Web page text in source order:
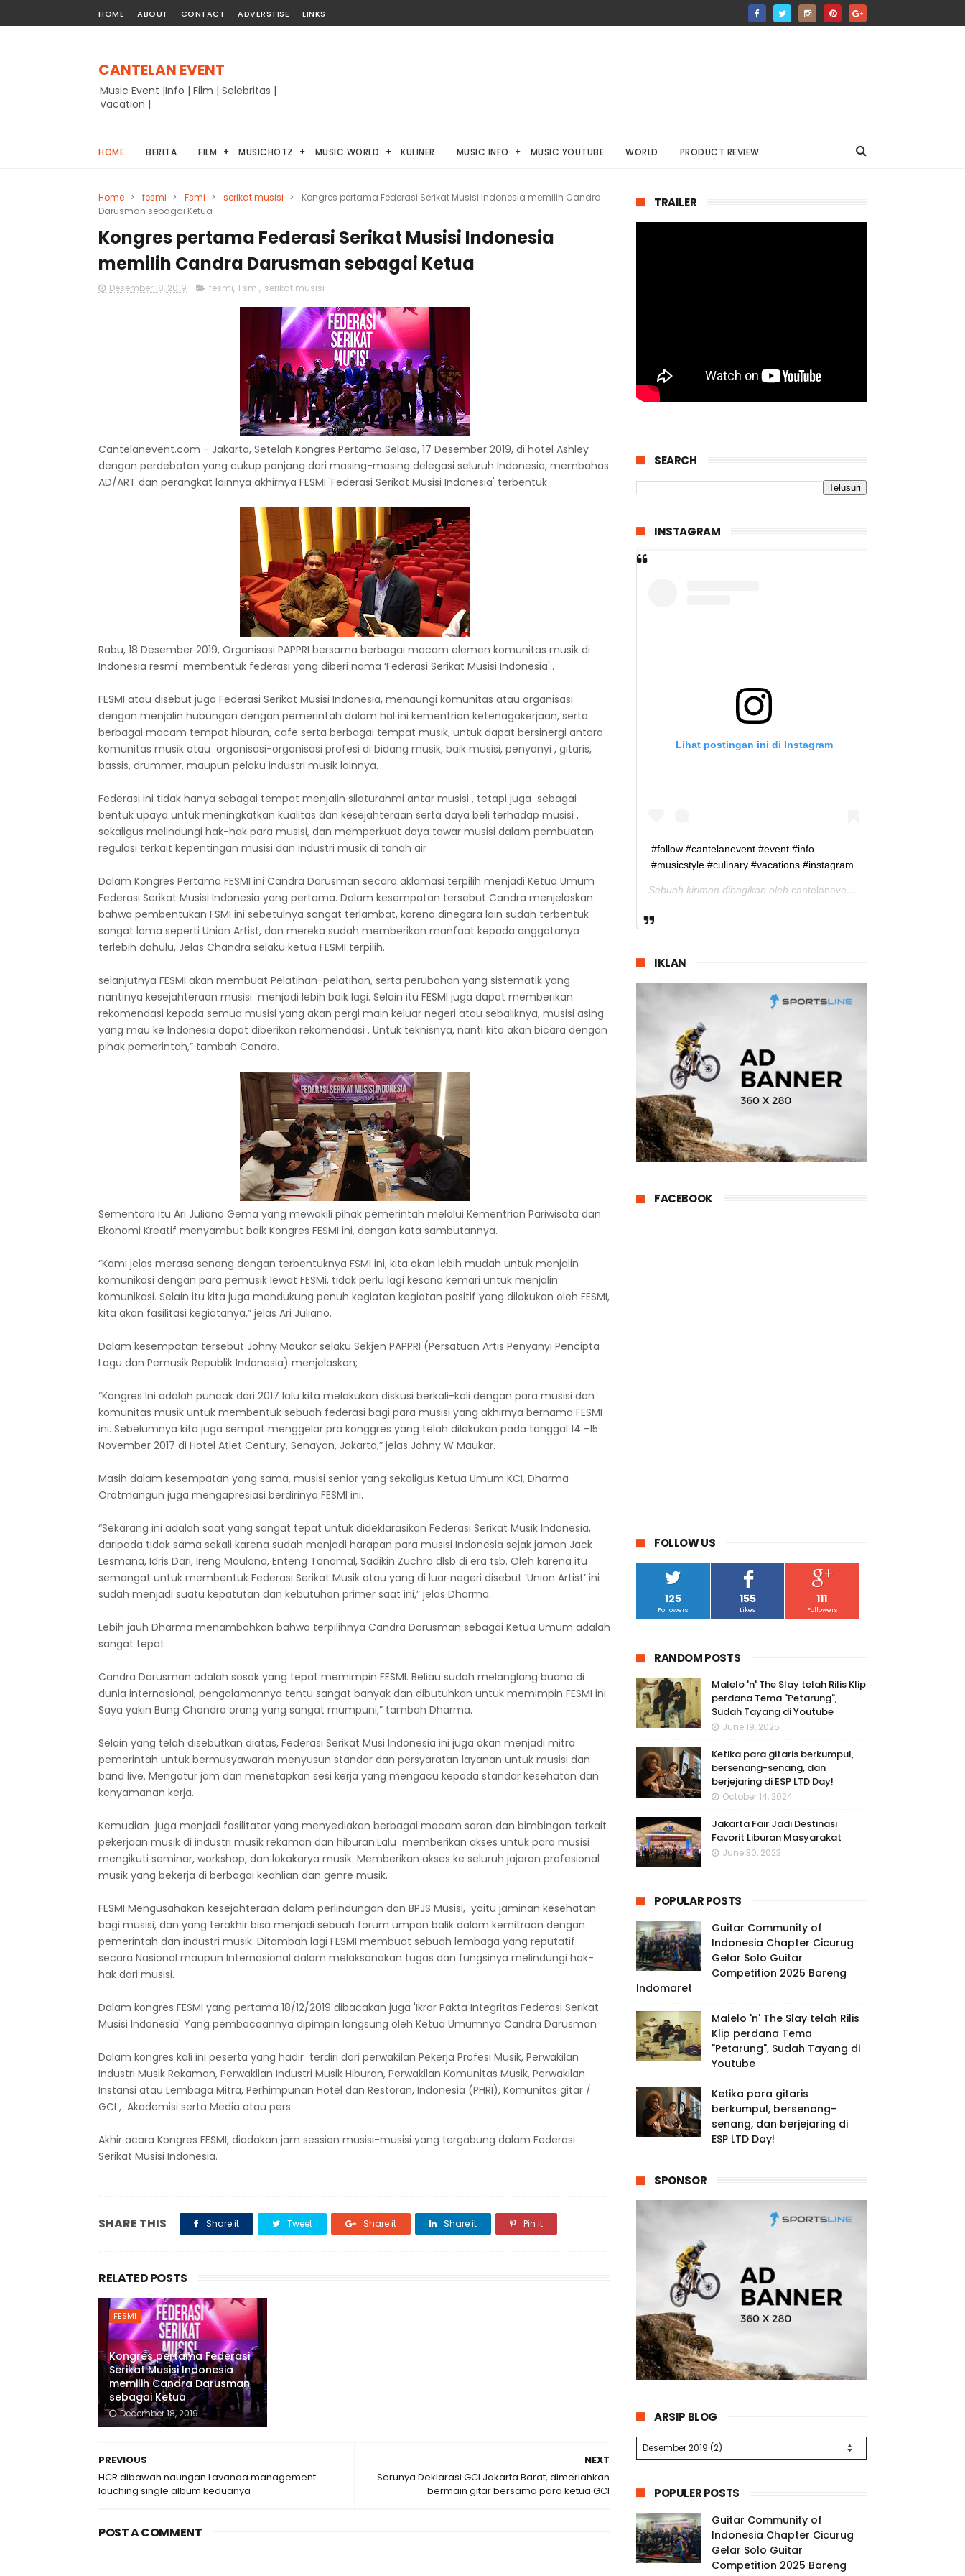
HOME ABOUT CONTACT ADVERSTISE LINKS
CANTELAN EVENT
Music Event |Info | Film | Selebritas |
Vacation |
HOME BERITA FILM MUSICHOTZ MUSIC WORLD KULINER MUSIC INFO MUSIC YOUTUBE WORLD PRODUCT REVIEW
Home > fesmi > Fsmi > serikat musisi >
Kongres pertama Federasi Serikat Musisi Indonesia memilih Candra
Darusman sebagai Ketua
Kongres pertama Federasi Serikat Musisi Indonesia
memilih Candra Darusman sebagai Ketua
Desember 18, 2019 fesmi, Fsmi, serikat musisi
Cantelanevent.com - Jakarta, Setelah Kongres Pertama Selasa, 17 Desember 2019, di hotel Ashley
dengan perdebatan yang cukup panjang dari masing-masing delegasi seluruh Indonesia, membahas
AD/ART dan perangkat lainnya akhirnya FESMI 'Federasi Serikat Musisi Indonesia' terbentuk .
Rabu, 18 Desember 2019, Organisasi PAPPRI bersama berbagai macam elemen komunitas musik di
Indonesia resmi membentuk federasi yang diberi nama ‘Federasi Serikat Musisi Indonesia'..
FESMI atau disebut juga Federasi Serikat Musisi Indonesia, menaungi komunitas atau organisasi
dengan menjalin hubungan dengan pemerintah dalam hal ini kementrian ketenagakerjaan, serta
berbagai macam tempat hiburan, cafe serta berbagai tempat musik, untuk dapat bersinergi antara
komunitas musik atau organisasi-organisasi profesi di bidang musik, baik musisi, penyanyi , gitaris,
bassis, drummer, maupun pelaku industri musik lainnya.
Federasi ini tidak hanya sebagai tempat menjalin silaturahmi antar musisi , tetapi juga sebagai
bentuk upaya untuk meningkatkan kualitas dan kesejahteraan serta daya beli terhadap musisi ,
sekaligus melindungi hak-hak para musisi, dan memperkuat daya tawar musisi dalam pembuatan
regulasi terkait kepentingan musisi dan industri musik di tanah air
Dalam Kongres Pertama FESMI ini Candra Darusman secara aklamasi terpilih menjadi Ketua Umum
Federasi Serikat Musisi Indonesia yang pertama. Dalam kesempatan tersebut Candra menjelaskan
bahwa pembentukan FSMI ini sebetulnya sangat terlambat, karena dinegara lain sudah terbentuk
sangat lama seperti Union Artist, dan mereka sudah memberikan manfaat kepada anggotanya
terlebih dahulu, Jelas Chandra selaku ketua FESMI terpilih.
selanjutnya FESMI akan membuat Pelatihan-pelatihan, serta perubahan yang sistematik yang
nantinya kesejahteraan musisi menjadi lebih baik lagi. Selain itu FESMI juga dapat memberikan
rekomendasi kepada semua musisi yang akan pergi main keluar negeri atau sebaliknya, musisi asing
yang mau ke Indonesia dapat diberikan rekomendasi . Untuk teknisnya, nanti kita akan bicara dengan
pihak pemerintah,” tambah Candra.
Sementara itu Ari Juliano Gema yang mewakili pihak pemerintah melalui Kementrian Pariwisata dan
Ekonomi Kreatif menyambut baik Kongres FESMI ini, dengan kata sambutannya.
“Kami jelas merasa senang dengan terbentuknya FSMI ini, kita akan lebih mudah untuk menjalin
komunikasi dengan para pemusik lewat FESMi, tidak perlu lagi kesana kemari untuk menjalin
komunikasi. Selain itu kita juga mendukung penuh kegiatan kegiatan positif yang dilakukan oleh FESMI,
kita akan fasilitasi kegiatanya,” jelas Ari Juliano.
Dalam kesempatan tersebut Johny Maukar selaku Sekjen PAPPRI (Persatuan Artis Penyanyi Pencipta
Lagu dan Pemusik Republik Indonesia) menjelaskan;
“Kongres Ini adalah puncak dari 2017 lalu kita melakukan diskusi berkali-kali dengan para musisi dan
komunitas musik untuk membentuk sebuah federasi bagi para musisi yang akhirnya bernama FESMI
ini. Sebelumnya kita juga sempat menggelar pra konggres yang telah dilakukan pada tanggal 14 -15
November 2017 di Hotel Atlet Century, Senayan, Jakarta,” jelas Johny W Maukar.
Masih dalam kesempatan yang sama, musisi senior yang sekaligus Ketua Umum KCI, Dharma
Oratmangun juga mengapresiasi berdirinya FESMI ini.
“Sekarang ini adalah saat yang sangat tepat untuk dideklarasikan Federasi Serikat Musik Indonesia,
daripada tidak sama sekali karena sudah menjadi harapan para musisi Indonesia sejak jaman Jack
Lesmana, Idris Dari, Ireng Maulana, Enteng Tanamal, Sadikin Zuchra dlsb di era tsb. Oleh karena itu
semangat untuk membentuk Federasi Serikat Musik atau yang di luar negeri disebut ‘Union Artist’ ini
sudah menjadi suatu kepatutan dan kebutuhan primer saat ini,” jelas Dharma.
Lebih jauh Dharma menambahkan bahwa terpilihnya Candra Darusman sebagai Ketua Umum adalah
sangat tepat
Candra Darusman adalah sosok yang tepat memimpin FESMI. Beliau sudah melanglang buana di
dunia internasional, pengalamannya tentu sangat banyak dan dibutuhkan untuk memimpin FESMI ini.
Saya yakin Bung Chandra orang yang sangat mumpuni,” tambah Dharma.
Selain yang telah disebutkan diatas, Federasi Serikat Musi Indonesia ini juga akan menjadi mitra
pemerintah untuk bermusyawarah menyusun standar dan persyaratan layanan untuk musisi dan
band live. Mengatur jam dan menetapkan sesi kerja yang mengacu kepada standar kesehatan dan
kenyamanan kerja.
Kemudian juga menjadi fasilitator yang menyediakan berbagai macam saran dan bimbingan terkait
pekerjaan musik di industri musik rekaman dan hiburan.Lalu memberikan akses untuk para musisi
mengikuti seminar, workshop, dan lokakarya musik. Memberikan akses ke seluruh jajaran profesional
musik yang bekerja di berbagai keahlian dan genre musik.
FESMI Mengusahakan kesejahteraan dalam perlindungan dan BPJS Musisi, yaitu jaminan kesehatan
bagi musisi, dan yang terakhir bisa menjadi sebuah forum umpan balik dalam kemitraan dengan
pemerintah dan industri musik. Ditambah lagi FESMI membuat sebuah lembaga yang reputatif
secara Nasional maupun Internasional dalam melaksanakan tugas dan fungsinya melindungi hak-
hak dari musisi.
Dalam kongres FESMI yang pertama 18/12/2019 dibacakan juga 'Ikrar Pakta Integritas Federasi Serikat
Musisi Indonesia' Yang pembacaannya dipimpin langsung oleh Ketua Umumnya Candra Darusman
Dalam kongres kali ini peserta yang hadir terdiri dari perwakilan Pekerja Profesi Musik, Perwakilan
Industri Musik Rekaman, Perwakilan Industri Musik Hiburan, Perwakilan Komunitas Musik, Perwakilan
Instansi atau Lembaga Mitra, Perhimpunan Hotel dan Restoran, Indonesia (PHRI), Komunitas gitar /
GCI , Akademisi serta Media atau pers.
Akhir acara Kongres FESMI, diadakan jam session musisi-musisi yang tergabung dalam Federasi
Serikat Musisi Indonesia.
SHARE THIS Share it Tweet Share it Share it Pin it
RELATED POSTS
FESMI
Kongres pertama Federasi
Serikat Musisi Indonesia
memilih Candra Darusman
sebagai Ketua
December 18, 2019
NEXT
Serunya Deklarasi GCI Jakarta Barat, dimeriahkan
bermain gitar bersama para ketua GCI
PREVIOUS
HCR dibawah naungan Lavanaa management
lauching single album keduanya
POST A COMMENT
TRAILER
SEARCH
INSTAGRAM
Lihat postingan ini di Instagram
#follow #cantelanevent #event #info
#musicstyle #culinary #vacations #instagram
Sebuah kiriman dibagikan oleh cantelanevent
IKLAN
FACEBOOK
FOLLOW US
125
Followers
155
Likes
111
Followers
RANDOM POSTS
Malelo 'n' The Slay telah Rilis Klip
perdana Tema "Petarung",
Sudah Tayang di Youtube
June 19, 2025
Ketika para gitaris berkumpul,
bersenang-senang, dan
berjejaring di ESP LTD Day!
October 14, 2024
Jakarta Fair Jadi Destinasi
Favorit Liburan Masyarakat
June 30, 2023
POPULAR POSTS
Guitar Community of
Indonesia Chapter Cicurug
Gelar Solo Guitar
Competition 2025 Bareng
Indomaret
Malelo 'n' The Slay telah Rilis
Klip perdana Tema
"Petarung", Sudah Tayang di
Youtube
Ketika para gitaris
berkumpul, bersenang-
senang, dan berjejaring di
ESP LTD Day!
SPONSOR
ARSIP BLOG
POPULER POSTS
Guitar Community of
Indonesia Chapter Cicurug
Gelar Solo Guitar
Competition 2025 Bareng